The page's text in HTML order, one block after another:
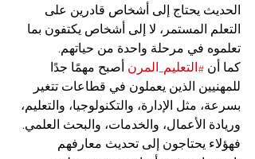
الحديث يحتاج إلى أشخاص قادرين على
التعلم المستمر، لا إلى أشخاص يكتفون بما
تعلموه في مرحلة واحدة من حياتهم.
كما أن #التعليم_المرن أصبح مهمًا جدًا
للمهنيين الذين يعملون في قطاعات تتغير
بسرعة، مثل الإدارة، والتكنولوجيا، والتعليم،
وريادة الأعمال، والخدمات، والبحث العلمي.
فهؤلاء يحتاجون إلى تحديث معارفهم